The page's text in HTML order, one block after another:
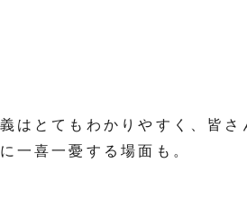
はとてもわかりやすく、皆さ
一喜一憂する場面も。